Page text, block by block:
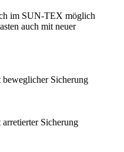
im SUN-TEX möglich
auch mit neuer
Sicherung
Sicherung